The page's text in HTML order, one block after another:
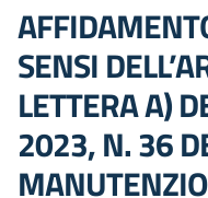
SENSI
LETTERA A)
2023, N. 36